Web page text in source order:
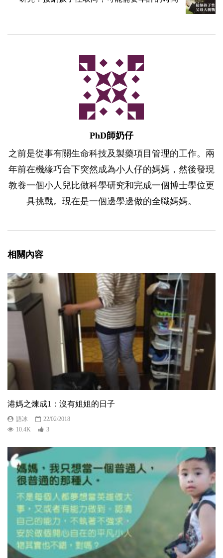
PhD師奶仔
之前是從事有關生命科技及製藥項目管理的工作。兩
年前在機緣巧合下突然成為小人仔的媽媽，然後發現
教養一個小人兒比做科學研究和完成一個博士學位更
具挑戰。現在是一個邊學邊做的全職媽媽。
相關內容
港媽之煉成1：沒有姐姐的日子
語冰
22/02/2018
10.4K
3